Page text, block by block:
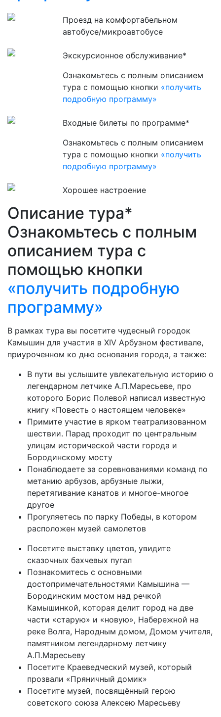
Проезд на комфортабельном
автобусе/микроавтобусе
Экскурсионное обслуживание*
Ознакомьтесь с полным описанием
тура с помощью кнопки «получить
подробную программу»
Входные билеты по программе*
Ознакомьтесь с полным описанием
тура с помощью кнопки «получить
подробную программу»
Хорошее настроение
Описание тура*
Ознакомьтесь с полным
описанием тура с
помощью кнопки
«получить подробную
программу»
В рамках тура вы посетите чудесный городок
Камышин для участия в XIV Арбузном фестивале,
приуроченном ко дню основания города, а также:
В пути вы услышите увлекательную историю о
легендарном летчике А.П.Маресьеве, про
которого Борис Полевой написал известную
книгу «Повесть о настоящем человеке»
Примите участие в ярком театрализованном
шествии. Парад проходит по центральным
улицам исторической части города и
Бородинскому мосту
Понаблюдаете за соревнованиями команд по
метанию арбузов, арбузные лыжи,
перетягивание канатов и многое-многое
другое
Прогуляетесь по парку Победы, в котором
расположен музей самолетов
Посетите выставку цветов, увидите
сказочных бахчевых пугал
Познакомитесь с основными
достопримечательностями Камышина —
Бородинским мостом над речкой
Камышинкой, которая делит город на две
части «старую» и «новую», Набережной на
реке Волга, Народным домом, Домом учителя,
памятником легендарному летчику
А.П.Маресьеву
Посетите Краеведческий музей, который
прозвали «Пряничный домик»
Посетите музей, посвящённый герою
советского союза Алексею Маресьеву